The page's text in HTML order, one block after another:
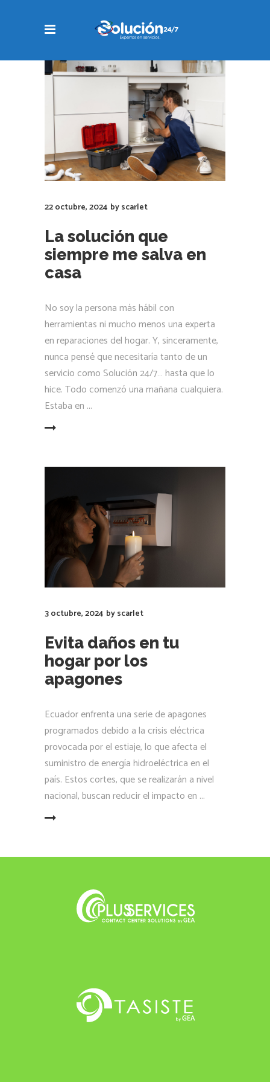
22 octubre, 2024 byscarlet
La solución que
siempre me salva en
casa
No soy la persona más hábil con
herramientas ni mucho menos una experta
en reparaciones del hogar. Y, sinceramente,
nunca pensé que necesitaría tanto de un
servicio como Solución 24/7… hasta que lo
hice. Todo comenzó una mañana cualquiera.
Estaba en
3 octubre, 2024 byscarlet
Evita daños en tu
hogar por los
apagones
Ecuador enfrenta una serie de apagones
programados debido a la crisis eléctrica
provocada por el estiaje, lo que afecta el
suministro de energía hidroeléctrica en el
país. Estos cortes, que se realizarán a nivel
nacional, buscan reducir el impacto en